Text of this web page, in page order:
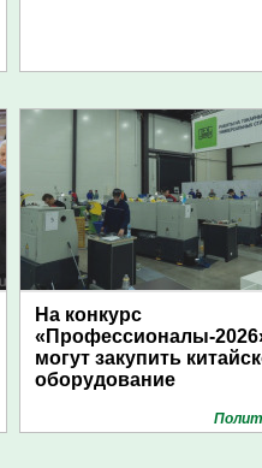
На конкурс
«Профессионалы-
могут закупить
оборудование